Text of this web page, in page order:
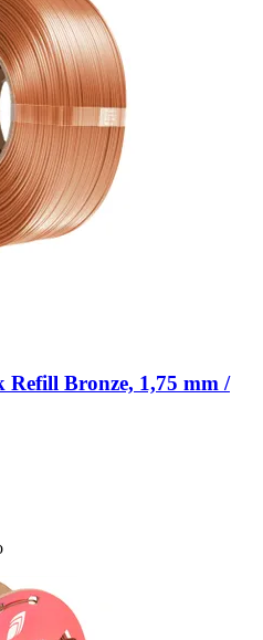
Refill Bronze, 1,75 mm /